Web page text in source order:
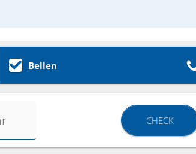
Bellen
CHECK